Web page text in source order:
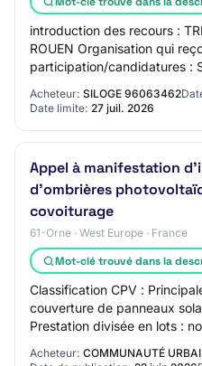
introduction des recours :
ROUEN Organisation qui
participation/candidatures :
Acheteur: SILOGE 96063462
Date limite: 27 juil. 2026
Appel à manifestation
d'ombrières
covoiturage
61-Orne · West Europe · France
Mot-clé trouvé dans la
Classification CPV :
couverture de panneaux
Prestation divisée en lots :
:Non Conditions de
Acheteur: COMMUNAUTÉ